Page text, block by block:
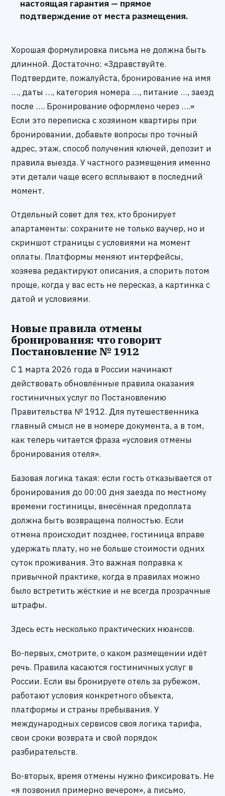
настоящая гарантия — прямое
подтверждение от места размещения.
Хорошая формулировка письма не должна быть
длинной. Достаточно: «Здравствуйте.
Подтвердите, пожалуйста, бронирование на имя
…, даты …, категория номера …, питание …, заезд
после …. Бронирование оформлено через ….»
Если это переписка с хозяином квартиры при
бронировании, добавьте вопросы про точный
адрес, этаж, способ получения ключей, депозит и
правила выезда. У частного размещения именно
эти детали чаще всего всплывают в последний
момент.
Отдельный совет для тех, кто бронирует
апартаменты: сохраните не только ваучер, но и
скриншот страницы с условиями на момент
оплаты. Платформы меняют интерфейсы,
хозяева редактируют описания, а спорить потом
проще, когда у вас есть не пересказ, а картинка с
датой и условиями.
Новые правила отмены
бронирования: что говорит
Постановление № 1912
С 1 марта 2026 года в России начинают
действовать обновлённые правила оказания
гостиничных услуг по Постановлению
Правительства № 1912. Для путешественника
главный смысл не в номере документа, а в том,
как теперь читается фраза «условия отмены
бронирования отеля».
Базовая логика такая: если гость отказывается от
бронирования до 00:00 дня заезда по местному
времени гостиницы, внесённая предоплата
должна быть возвращена полностью. Если
отмена происходит позднее, гостиница вправе
удержать плату, но не больше стоимости одних
суток проживания. Это важная поправка к
привычной практике, когда в правилах можно
было встретить жёсткие и не всегда прозрачные
штрафы.
Здесь есть несколько практических нюансов.
Во-первых, смотрите, о каком размещении идёт
речь. Правила касаются гостиничных услуг в
России. Если вы бронируете отель за рубежом,
работают условия конкретного объекта,
платформы и страны пребывания. У
международных сервисов своя логика тарифа,
свои сроки возврата и свой порядок
разбирательств.
Во-вторых, время отмены нужно фиксировать. Не
«я позвонил примерно вечером», а письмо,